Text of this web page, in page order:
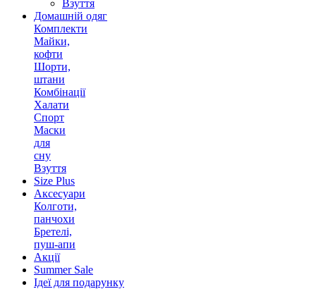
Взуття
Домашній одяг
Комплекти
Майки,
кофти
Шорти,
штани
Комбінації
Халати
Спорт
Маски
для
сну
Взуття
Size Plus
Аксесуари
Колготи,
панчохи
Бретелі,
пуш-апи
Акції
Summer Sale
Ідеї для подарунку